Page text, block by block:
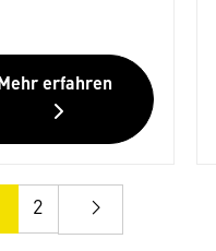
erfahren
2